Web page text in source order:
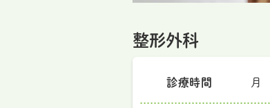
整形外科
診療時間 月